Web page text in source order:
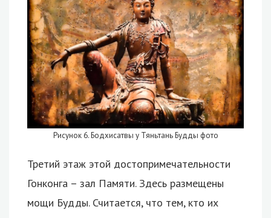
Рисунок 6. Бодхисатвы у Тяньтань Будды фото
Третий этаж этой достопримечательности
Гонконга – зал Памяти. Здесь размещены
мощи Будды. Считается, что тем, кто их